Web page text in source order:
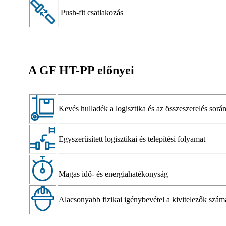
Push-fit csatlakozás
A GF HT-PP előnyei
Kevés hulladék a logisztika és az összeszerelés során
Egyszerűsített logisztikai és telepítési folyamat
Magas idő- és energiahatékonyság
Alacsonyabb fizikai igénybevétel a kivitelezők